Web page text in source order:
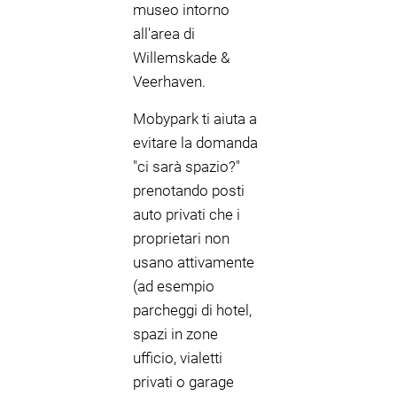
museo intorno
all'area di
Willemskade &
Veerhaven.
Mobypark ti aiuta a
evitare la domanda
"ci sarà spazio?"
prenotando posti
auto privati che i
proprietari non
usano attivamente
(ad esempio
parcheggi di hotel,
spazi in zone
ufficio, vialetti
privati o garage